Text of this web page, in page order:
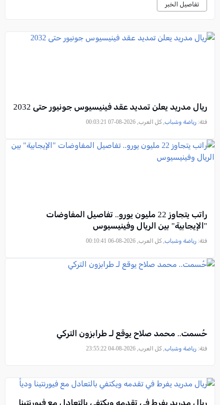
تفاصيل الخبر
ريال مدريد يعلن تمديد عقد فينيسيوس جونيور حتى 2032
فئة: رياضة وشباب, كل العرب, 2026-08-07 00:03:21
راتب يتجاوز 22 مليون يورو.. تفاصيل المفاوضات
"الإيجابية" بين الريال وفينيسيوس
فئة: رياضة وشباب, كل العرب, 2026-08-06 00:10:41
حُسمت.. محمد صلاح يوقع لـ طرابزون التركي
فئة: رياضة وشباب, كل العرب, 2026-08-04 23:55:22
ريال مدريد يفرط في تقدمه ويكتفي بالتعادل مع فيورنتينا